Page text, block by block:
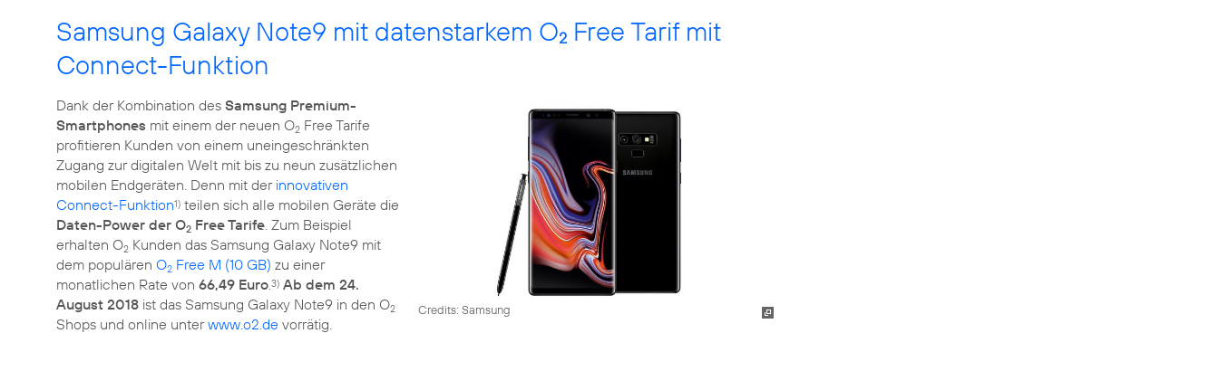
Samsung Galaxy Note9 mit datenstarkem O2 Free Tarif mit
Connect-Funktion
Credits: Samsung
Dank der Kombination des Samsung Premium-
Smartphones mit einem der neuen O2 Free Tarife
profitieren Kunden von einem uneingeschränkten
Zugang zur digitalen Welt mit bis zu neun zusätzlichen
mobilen Endgeräten. Denn mit der innovativen
Connect-Funktion1) teilen sich alle mobilen Geräte die
Daten-Power der O2 Free Tarife. Zum Beispiel
erhalten O2 Kunden das Samsung Galaxy Note9 mit
dem populären O2 Free M (10 GB) zu einer
monatlichen Rate von 66,49 Euro.3) Ab dem 24.
August 2018 ist das Samsung Galaxy Note9 in den O2
Shops und online unterwww.o2.de vorrätig.